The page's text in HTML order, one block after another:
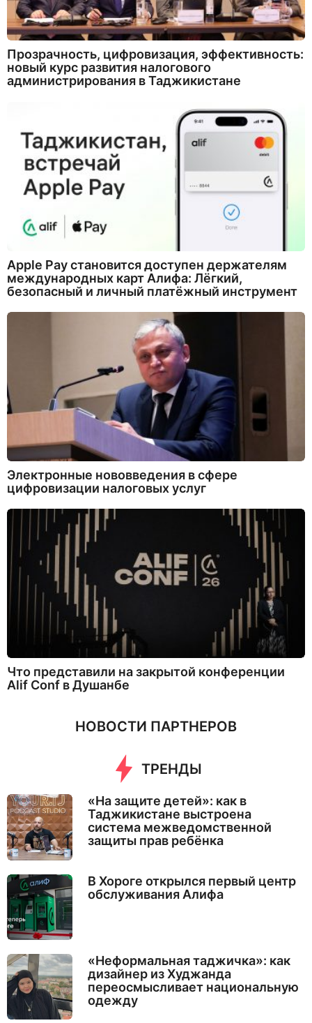
Прозрачность, цифровизация, эффективность:
новый курс развития налогового
администрирования в Таджикистане
Apple Pay становится доступен держателям
международных карт Алифа: Лёгкий,
безопасный и личный платёжный инструмент
Электронные нововведения в сфере
цифровизации налоговых услуг
Что представили на закрытой конференции
Alif Conf в Душанбе
НОВОСТИ ПАРТНЕРОВ
ТРЕНДЫ
«На защите детей»: как в
Таджикистане выстроена
система межведомственной
защиты прав ребёнка
В Хороге открылся первый центр
обслуживания Алифа
«Неформальная таджичка»: как
дизайнер из Худжанда
переосмысливает национальную
одежду